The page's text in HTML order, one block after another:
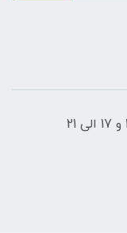
شنبه تا پنج شنبه از ساعت 9 صبح الی 14 و 17 الی 21